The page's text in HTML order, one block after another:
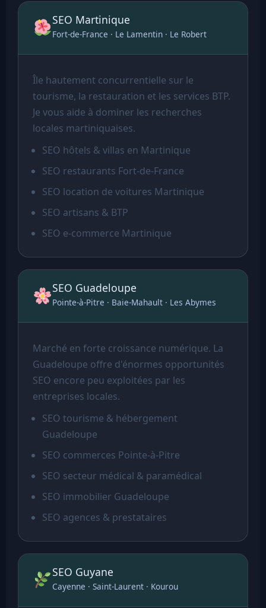
SEO Martinique
Fort-de-France · Le Lamentin · Le Robert
Île hautement concurrentielle sur le
tourisme, la restauration et les services BTP.
Je vous aide à dominer les recherches
locales martiniquaises.
SEO hôtels & villas en Martinique
SEO restaurants Fort-de-France
SEO location de voitures Martinique
SEO artisans & BTP
SEO e-commerce Martinique
SEO Guadeloupe
Pointe-à-Pitre · Baie-Mahault · Les Abymes
Marché en forte croissance numérique. La
Guadeloupe offre d'énormes opportunités
SEO encore peu exploitées par les
entreprises locales.
SEO tourisme & hébergement
Guadeloupe
SEO commerces Pointe-à-Pitre
SEO secteur médical & paramédical
SEO immobilier Guadeloupe
SEO agences & prestataires
SEO Guyane
Cayenne · Saint-Laurent · Kourou